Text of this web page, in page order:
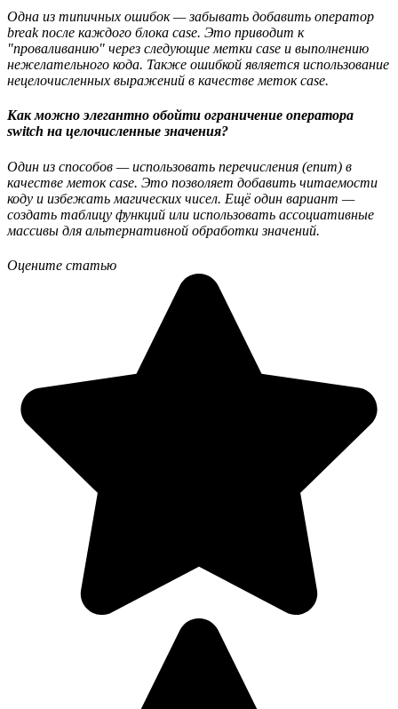
Одна из типичных ошибок — забывать добавить оператор
break после каждого блока case. Это приводит к
"проваливанию" через следующие метки case и выполнению
нежелательного кода. Также ошибкой является использование
нецелочисленных выражений в качестве меток case.
Как можно элегантно обойти ограничение оператора
switch на целочисленные значения?
Один из способов — использовать перечисления (enum) в
качестве меток case. Это позволяет добавить читаемости
коду и избежать магических чисел. Ещё один вариант —
создать таблицу функций или использовать ассоциативные
массивы для альтернативной обработки значений.
Оцените статью